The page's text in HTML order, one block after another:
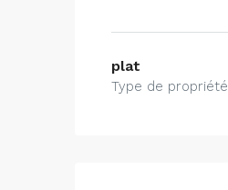
plat
Type de propriété